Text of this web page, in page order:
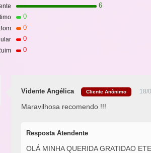
6
0
0
0
0
Vidente Angélica Cliente Anônimo 18/
Maravilhosa recomendo !!!
Resposta Atendente
OLÁ MINHA QUERIDA GRATIDAO